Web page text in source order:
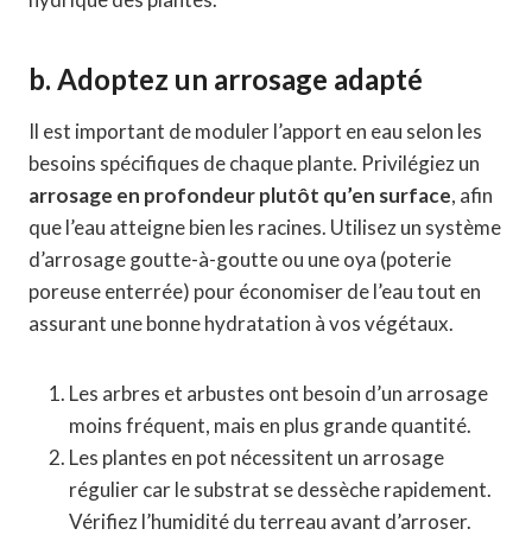
b. Adoptez un arrosage adapté
Il est important de moduler l’apport en eau selon les
besoins spécifiques de chaque plante. Privilégiez un
arrosage en profondeur plutôt qu’en surface, afin
que l’eau atteigne bien les racines. Utilisez un système
d’arrosage goutte-à-goutte ou une oya (poterie
poreuse enterrée) pour économiser de l’eau tout en
assurant une bonne hydratation à vos végétaux.
Les arbres et arbustes ont besoin d’un arrosage
moins fréquent, mais en plus grande quantité.
Les plantes en pot nécessitent un arrosage
régulier car le substrat se dessèche rapidement.
Vérifiez l’humidité du terreau avant d’arroser.